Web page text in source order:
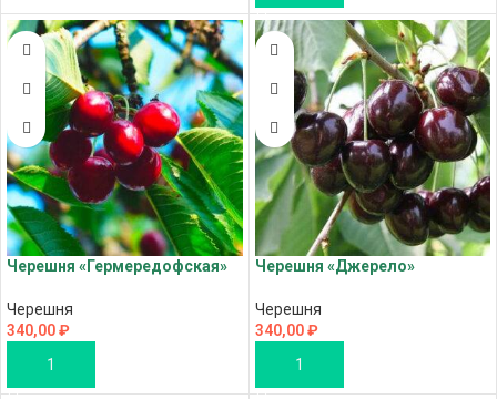
Черешня «Гермередофская»
Черешня
340,00₽
В КОРЗИНУ
Черешня «Джерело»
Черешня
340,00₽
В КОРЗИНУ